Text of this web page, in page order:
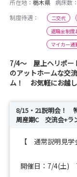
所在地： 栃木県 病床数：
制度待遇：
二交代
退職金制度
マイカー通
7/4〜 屋上ヘリポー
のアットホームな交
ム！ お気軽にお越し
8/15・21説明会！
周産期C 交流会+ラ
【 通常説明見
開催日：7/4(土